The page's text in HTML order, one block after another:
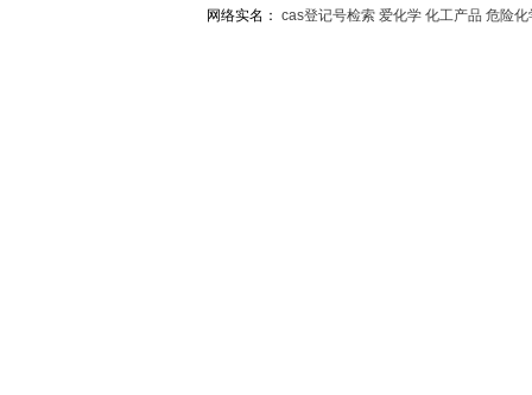
网络实名： cas登记号检索 爱化学 化工产品 危险化